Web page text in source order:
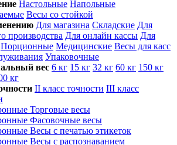
Настольные Напольные
Весы со стойкой
Для магазина Складские Для
производства Для онлайн кассы Для
Порционные Медицинские Весы для касс
Упаковочные
вес 6 кг 15 кг 32 кг 60 кг 150 кг
кг
II класс точности III класс
Торговые весы
Фасовочные весы
Весы с печатью этикеток
Весы с распознаванием